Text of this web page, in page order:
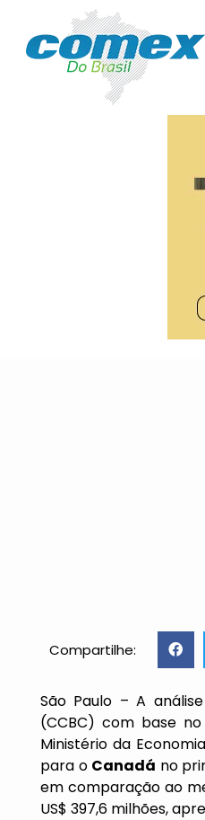
Compartilhe:
São Paulo – A
(CCBC) com base
Ministério da
para o Canadá no
em comparação ao
US$ 397,6 milhões,